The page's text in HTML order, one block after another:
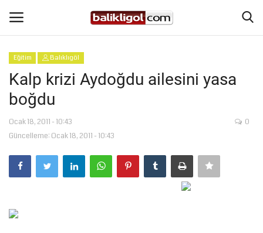
Giriş Yap
Anasayfa
Köşe Yazıları
Magazin
Eğitim Balıklıgöl
Kalp krizi Aydoğdu ailesini yasa
boğdu
Ocak 18, 2011 - 10:43
Güncelleme: Ocak 18, 2011 - 10:43
0